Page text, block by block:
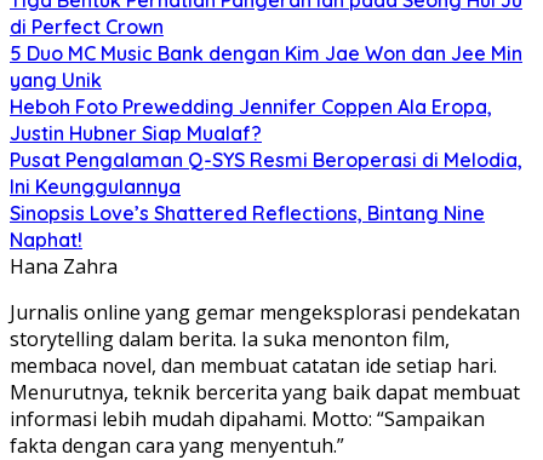
di Perfect Crown
5 Duo MC Music Bank dengan Kim Jae Won dan Jee Min
yang Unik
Heboh Foto Prewedding Jennifer Coppen Ala Eropa,
Justin Hubner Siap Mualaf?
Pusat Pengalaman Q-SYS Resmi Beroperasi di Melodia,
Ini Keunggulannya
Sinopsis Love’s Shattered Reflections, Bintang Nine
Naphat!
Hana Zahra
Jurnalis online yang gemar mengeksplorasi pendekatan
storytelling dalam berita. Ia suka menonton film,
membaca novel, dan membuat catatan ide setiap hari.
Menurutnya, teknik bercerita yang baik dapat membuat
informasi lebih mudah dipahami. Motto: “Sampaikan
fakta dengan cara yang menyentuh.”